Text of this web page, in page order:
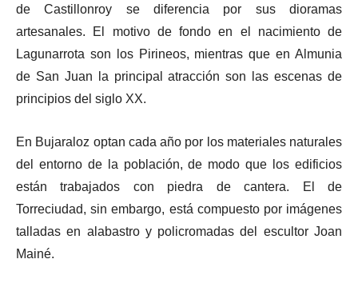
de Castillonroy se diferencia por sus dioramas
artesanales. El motivo de fondo en el nacimiento de
Lagunarrota son los Pirineos, mientras que en Almunia
de San Juan la principal atracción son las escenas de
principios del siglo XX.
En Bujaraloz optan cada año por los materiales naturales
del entorno de la población, de modo que los edificios
están trabajados con piedra de cantera. El de
Torreciudad, sin embargo, está compuesto por imágenes
talladas en alabastro y policromadas del escultor Joan
Mainé.